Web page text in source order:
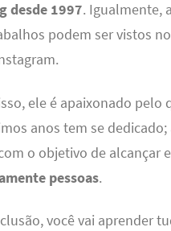
desde 1997. Igualmente,
podem ser vistos
ele é apaixonado pelo
anos tem se dedicado;
o objetivo de alcançar e
pessoas.
você vai aprender